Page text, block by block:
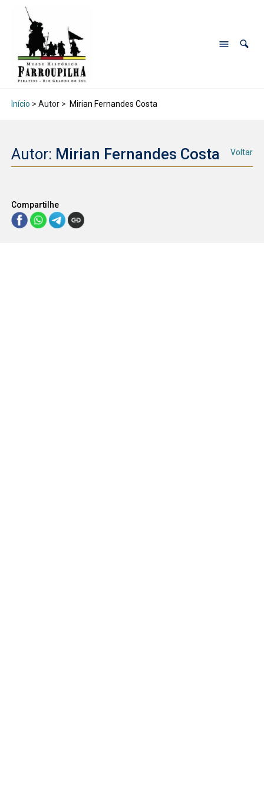
Início > Autor > Mirian Fernandes Costa
Autor: Mirian Fernandes Costa Voltar
Compartilhe